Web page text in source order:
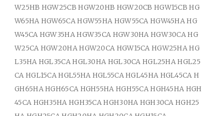
W25HB HGW25CB HGW20HB HGW20CB HGW15CB HG
W65HA HGW65CA HGW55HA HGW55CA HGW45HA HG
W45CA HGW35HA HGW35CA HGW30HA HGW30CA HG
W25CA HGW20HA HGW20CA HGW15CA HGW25HA HG
L35HA HGL35CA HGL30HA HGL30CA HGL25HA HGL25
CA HGL15CA HGL55HA HGL55CA HGL45HA HGL45CA H
GH65HA HGH65CA HGH55HA HGH55CA HGH45HA HGH
45CA HGH35HA HGH35CA HGH30HA HGH30CA HGH25